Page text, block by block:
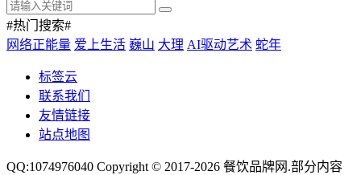
#热门搜索#
网络正能量 爱上生活 巍山 大理 AI驱动艺术 蛇年
标签云
联系我们
友情链接
站点地图
QQ:1074976040 Copyright © 2017-2026 餐饮品牌网 .部分内容